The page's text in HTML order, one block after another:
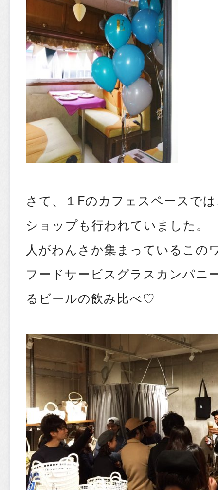
さて、１Fのカフェスペースで
ショップも行われていました。
人がわんさか集まっているこの
フードサービスグラスカンパニ
るビールの飲み比べ♡